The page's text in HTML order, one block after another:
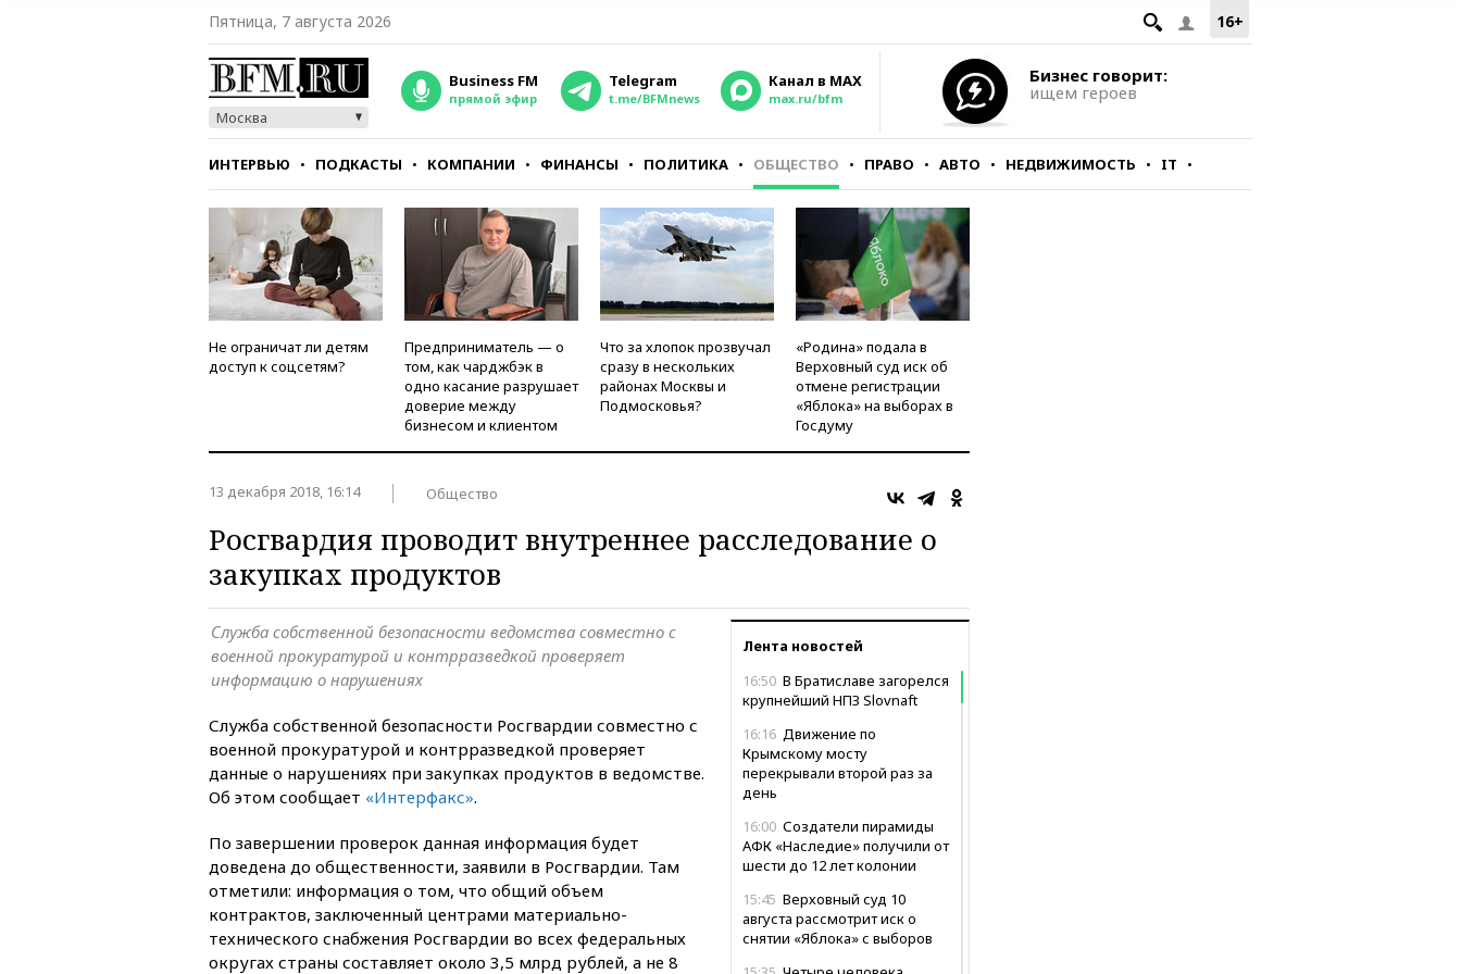
16+
Пятница, 7 августа 2026
Москва
Business FM
прямой эфир
Telegram
t.me/BFMnews
Канал в MAX
max.ru/bfm
Бизнес говорит:
ищем героев
ИНТЕРВЬЮ ПОДКАСТЫ КОМПАНИИ ФИНАНСЫ ПОЛИТИКА ОБЩЕСТВО ПРАВО АВТО НЕДВИЖИМОСТЬ IT
СТИЛЬ ТЕСТЫ
Не ограничат ли детям
доступ к соцсетям?
Предприниматель — о
том, как чарджбэк в
одно касание разрушает
доверие между
бизнесом и клиентом
Что за хлопок прозвучал
сразу в нескольких
районах Москвы и
Подмосковья?
«Родина» подала в
Верховный суд иск об
отмене регистрации
«Яблока» на выборах в
Госдуму
13 декабря 2018, 16:14 Общество
Росгвардия проводит внутреннее расследование о
закупках продуктов
Лента новостей
16:50 В Братиславе загорелся
крупнейший НПЗ Slovnaft
16:16 Движение по
Крымскому мосту
перекрывали второй раз за
день
16:00 Создатели пирамиды
АФК «Наследие» получили от
шести до 12 лет колонии
15:45 Верховный суд 10
августа рассмотрит иск о
снятии «Яблока» с выборов
Служба собственной безопасности ведомства совместно с
военной прокуратурой и контрразведкой проверяет
информацию о нарушениях
Служба собственной безопасности Росгвардии совместно с
военной прокуратурой и контрразведкой проверяет
данные о нарушениях при закупках продуктов в ведомстве.
Об этом сообщает «Интерфакс».
По завершении проверок данная информация будет
доведена до общественности, заявили в Росгвардии. Там
отметили: информация о том, что общий объем
контрактов, заключенный центрами материально-
технического снабжения Росгвардии во всех федеральных
округах страны составляет около 3,5 млрд рублей, а не 8